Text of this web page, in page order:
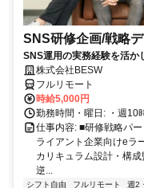
SNS研修企画/戦略
SNS運用の実務経験を活か
画・カリキュラム設計・監
株式会社BESW
フルリモート
時給5,000円
勤務時間・曜日: ・週10
仕事内容: ■研修戦略パ
ライアント企業向けeラ
カリキュラム設計・構
逆...
シフト自由 フルリモート 週2